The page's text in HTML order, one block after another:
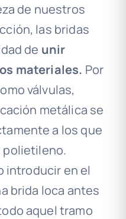
de nuestros
las bridas
de unir
materiales. Por
válvulas,
metálica se
a los que
polietileno.
introducir en el
brida loca antes
aquel tramo